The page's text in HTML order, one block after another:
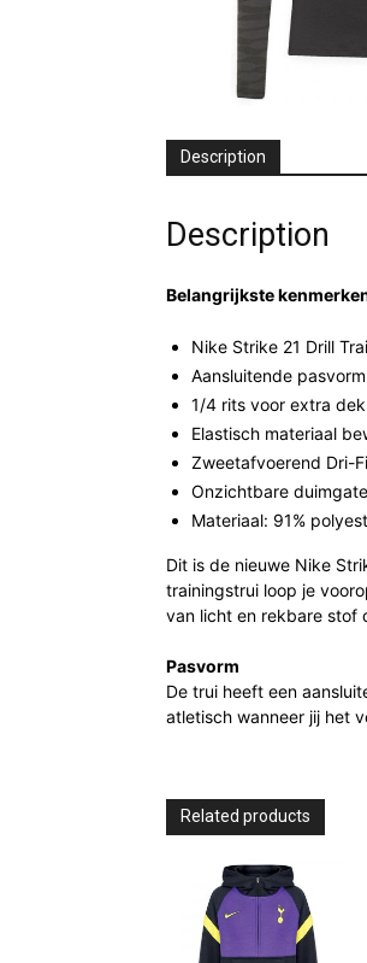
Description
Description
Belangrijkste
Nike Strike 21 Drill
Aansluitende
1/4 rits voor extra
Elastisch materiaal
Zweetafvoerend Dri-
Onzichtbare
Materiaal: 91%
Dit is de nieuwe Nike
trainingstrui loop je
van licht en rekbare stof
Pasvorm
De trui heeft een
atletisch wanneer jij het
Related products